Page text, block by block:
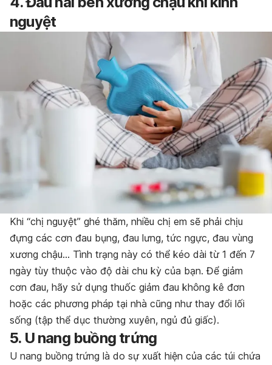
nguyệt
Khi “chị nguyệt” ghé thăm, nhiều chị em sẽ phải chịu
đựng các cơn đau bụng, đau lưng, tức ngực, đau vùng
xương chậu… Tình trạng này có thể kéo dài từ 1 đến 7
ngày tùy thuộc vào độ dài chu kỳ của bạn. Để giảm
cơn đau, hãy sử dụng thuốc giảm đau không kê đơn
hoặc các phương pháp tại nhà cũng như thay đổi lối
sống (tập thể dục thường xuyên, ngủ đủ giấc).
5. U nang buồng trứng
U nang buồng trứng là do sự xuất hiện của các túi chứa